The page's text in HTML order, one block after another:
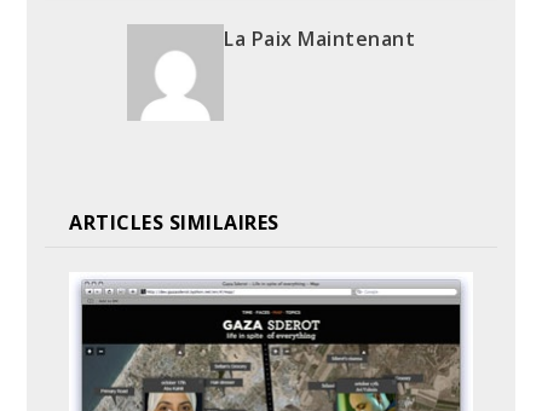
La Paix Maintenant
ARTICLES SIMILAIRES